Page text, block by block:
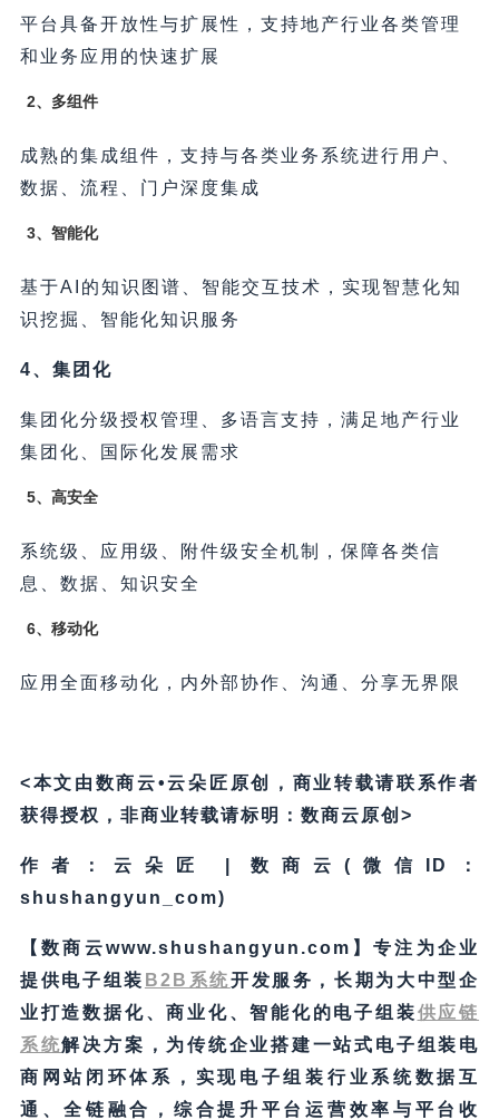
平台具备开放性与扩展性，支持地产行业各类管理
和业务应用的快速扩展
2、多组件
成熟的集成组件，支持与各类业务系统进行用户、
数据、流程、门户深度集成
3、智能化
基于AI的知识图谱、智能交互技术，实现智慧化知
识挖掘、智能化知识服务
4、集团化
集团化分级授权管理、多语言支持，满足地产行业
集团化、国际化发展需求
5、高安全
系统级、应用级、附件级安全机制，保障各类信
息、数据、知识安全
6、移动化
应用全面移动化，内外部协作、沟通、分享无界限
<本文由数商云•云朵匠原创，商业转载请联系作者
获得授权，非商业转载请标明：数商云原创>
作者：云朵匠 | 数商云(微信ID：
shushangyun_com)
【数商云www.shushangyun.com】专注为企业
提供电子组装 B2B系统开发服务，长期为大中型企
业打造数据化、商业化、智能化的电子组装供应链
系统解决方案，为传统企业搭建一站式电子组装电
商网站闭环体系，实现电子组装行业系统数据互
通、全链融合，综合提升平台运营效率与平台收